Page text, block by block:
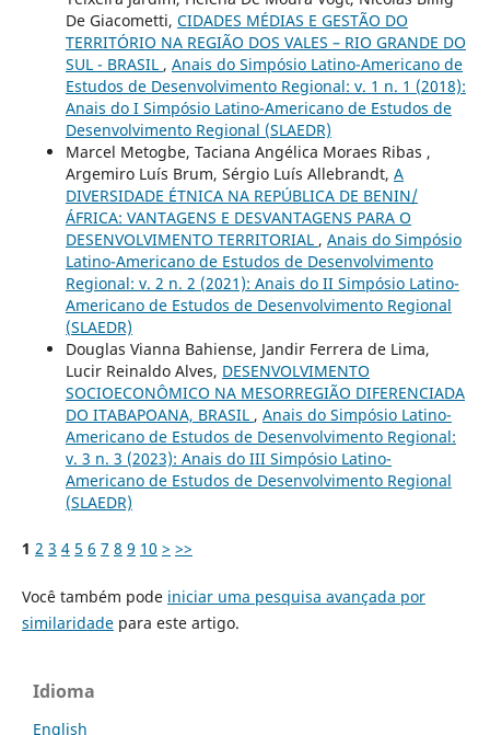
De Giacometti, CIDADES MÉDIAS E GESTÃO DO
TERRITÓRIO NA REGIÃO DOS VALES – RIO GRANDE DO
SUL - BRASIL , Anais do Simpósio Latino-Americano de
Estudos de Desenvolvimento Regional: v. 1 n. 1 (2018):
Anais do I Simpósio Latino-Americano de Estudos de
Desenvolvimento Regional (SLAEDR)
Marcel Metogbe, Taciana Angélica Moraes Ribas ,
Argemiro Luís Brum, Sérgio Luís Allebrandt, A
DIVERSIDADE ÉTNICA NA REPÚBLICA DE BENIN/
ÁFRICA: VANTAGENS E DESVANTAGENS PARA O
DESENVOLVIMENTO TERRITORIAL , Anais do Simpósio
Latino-Americano de Estudos de Desenvolvimento
Regional: v. 2 n. 2 (2021): Anais do II Simpósio Latino-
Americano de Estudos de Desenvolvimento Regional
(SLAEDR)
Douglas Vianna Bahiense, Jandir Ferrera de Lima,
Lucir Reinaldo Alves, DESENVOLVIMENTO
SOCIOECONÔMICO NA MESORREGIÃO DIFERENCIADA
DO ITABAPOANA, BRASIL , Anais do Simpósio Latino-
Americano de Estudos de Desenvolvimento Regional:
v. 3 n. 3 (2023): Anais do III Simpósio Latino-
Americano de Estudos de Desenvolvimento Regional
(SLAEDR)
1 2 3 4 5 6 7 8 9 10 > >>
Você também pode iniciar uma pesquisa avançada por
similaridadepara este artigo.
Idioma
English